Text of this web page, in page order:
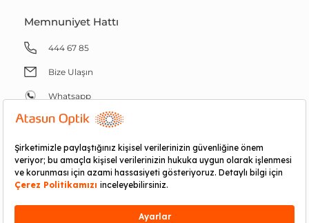
Memnuniyet Hattı
444 67 85
Bize Ulaşın
Whatsapp